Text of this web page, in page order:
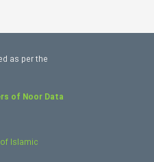
as per the
of Noor Data
Islamic